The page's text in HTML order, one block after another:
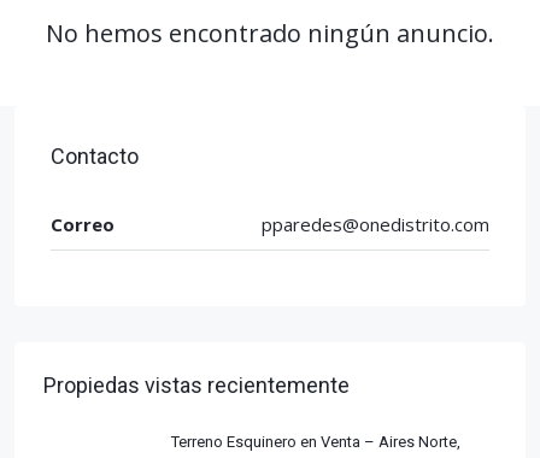
No hemos encontrado ningún anuncio.
Contacto
Correo pparedes@onedistrito.com
Propiedas vistas recientemente
Terreno Esquinero en Venta – Aires Norte,